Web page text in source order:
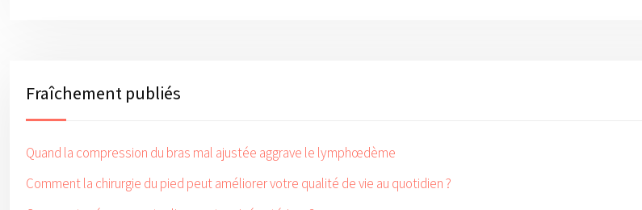
Fraîchement publiés
Quand la compression du bras mal ajustée aggrave le lymphœdème
Comment la chirurgie du pied peut améliorer votre qualité de vie au quotidien ?